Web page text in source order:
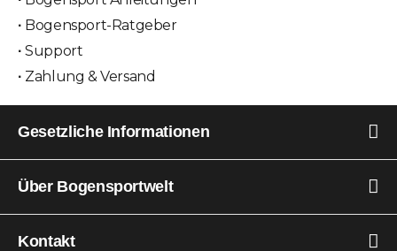
Bogensport-Ratgeber
Support
Zahlung & Versand
Gesetzliche Informationen
Über Bogensportwelt
Kontakt